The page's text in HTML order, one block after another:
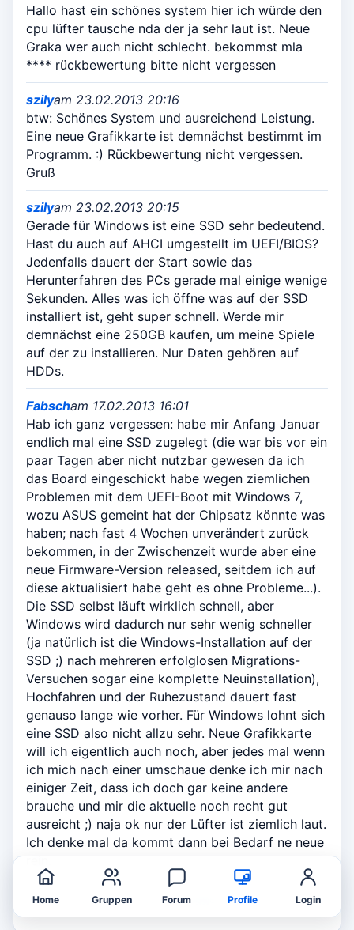
Hallo hast ein schönes system hier ich würde den
cpu lüfter tausche nda der ja sehr laut ist. Neue
Graka wer auch nicht schlecht. bekommst mla
**** rückbewertung bitte nicht vergessen
szilyam 23.02.2013 20:16
btw: Schönes System und ausreichend Leistung.
Eine neue Grafikkarte ist demnächst bestimmt im
Programm. :) Rückbewertung nicht vergessen.
Gruß
szilyam 23.02.2013 20:15
Gerade für Windows ist eine SSD sehr bedeutend.
Hast du auch auf AHCI umgestellt im UEFI/BIOS?
Jedenfalls dauert der Start sowie das
Herunterfahren des PCs gerade mal einige wenige
Sekunden. Alles was ich öffne was auf der SSD
installiert ist, geht super schnell. Werde mir
demnächst eine 250GB kaufen, um meine Spiele
auf der zu installieren. Nur Daten gehören auf
HDDs.
Fabscham 17.02.2013 16:01
Hab ich ganz vergessen: habe mir Anfang Januar
endlich mal eine SSD zugelegt (die war bis vor ein
paar Tagen aber nicht nutzbar gewesen da ich
das Board eingeschickt habe wegen ziemlichen
Problemen mit dem UEFI-Boot mit Windows 7,
wozu ASUS gemeint hat der Chipsatz könnte was
haben; nach fast 4 Wochen unverändert zurück
bekommen, in der Zwischenzeit wurde aber eine
neue Firmware-Version released, seitdem ich auf
diese aktualisiert habe geht es ohne Probleme...).
Die SSD selbst läuft wirklich schnell, aber
Windows wird dadurch nur sehr wenig schneller
(ja natürlich ist die Windows-Installation auf der
SSD ;) nach mehreren erfolglosen Migrations-
Versuchen sogar eine komplette Neuinstallation),
Hochfahren und der Ruhezustand dauert fast
genauso lange wie vorher. Für Windows lohnt sich
eine SSD also nicht allzu sehr. Neue Grafikkarte
will ich eigentlich auch noch, aber jedes mal wenn
ich mich nach einer umschaue denke ich mir nach
einiger Zeit, dass ich doch gar keine andere
brauche und mir die aktuelle noch recht gut
ausreicht ;) naja ok nur der Lüfter ist ziemlich laut.
Ich denke mal da kommt dann bei Bedarf ne neue
rein.
Zum Kommentieren bitte einloggen.
Home Gruppen Forum Profile Login